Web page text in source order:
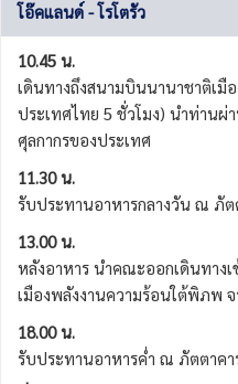
โอ๊คแลนด์ - โรโตรัว
10.45 น.
เดินทางถึงสนามบินนานาชาติเมื
ประเทศไทย 5 ชั่วโมง) นำท่านผ่
ศุลกากรของประเทศ
11.30 น.
รับประทานอาหารกลางวัน ณ ภัต
13.00 น.
หลังอาหาร นำคณะออกเดินทางเ
เมืองพลังงานความร้อนใต้พิภพ
18.00 น.
รับประทานอาหารค่ำ ณ ภัตตาคา